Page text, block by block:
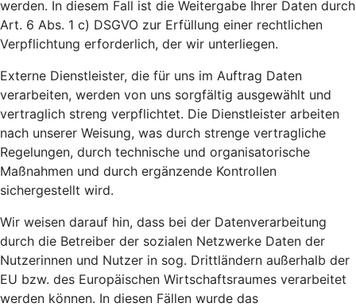
werden. In diesem Fall ist die Weitergabe Ihrer Daten durch
Art. 6 Abs. 1 c) DSGVO zur Erfüllung einer rechtlichen
Verpflichtung erforderlich, der wir unterliegen.
Externe Dienstleister, die für uns im Auftrag Daten
verarbeiten, werden von uns sorgfältig ausgewählt und
vertraglich streng verpflichtet. Die Dienstleister arbeiten
nach unserer Weisung, was durch strenge vertragliche
Regelungen, durch technische und organisatorische
Maßnahmen und durch ergänzende Kontrollen
sichergestellt wird.
Wir weisen darauf hin, dass bei der Datenverarbeitung
durch die Betreiber der sozialen Netzwerke Daten der
Nutzerinnen und Nutzer in sog. Drittländern außerhalb der
EU bzw. des Europäischen Wirtschaftsraumes verarbeitet
werden können. In diesen Fällen wurde das